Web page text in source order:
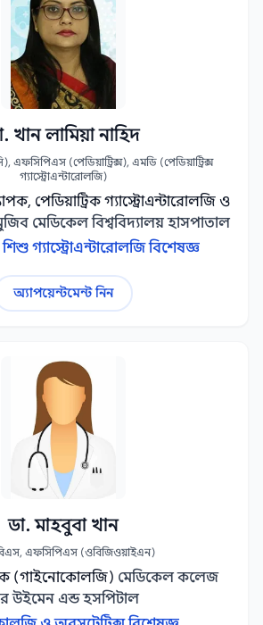
খান লামিয়া নাহিদ
এফসিপিএস (পেডিয়াট্রিক্স), এমডি (পেডিয়াট্রিক্স
গ্যাস্ট্রোএন্টারোলজি)
পেডিয়াট্রিক গ্যাস্ট্রোএন্টারোলজি ও
মেডিকেল বিশ্ববিদ্যালয় হাসপাতাল
গ্যাস্ট্রোএন্টারোলজি বিশেষজ্ঞ
অ্যাপয়েন্টমেন্ট নিন
ডা. মাহবুবা খান
এফসিপিএস (ওবিজিওয়াইএন)
(গাইনোকোলজি) মেডিকেল কলেজ
উইমেন এন্ড হসপিটাল